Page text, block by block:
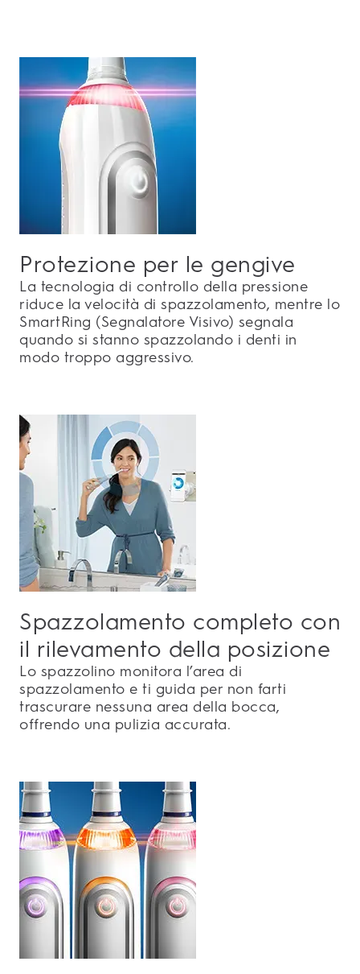
Protezione per le gengive
La tecnologia di controllo della pressione
riduce la velocità di spazzolamento, mentre lo
SmartRing (Segnalatore Visivo) segnala
quando si stanno spazzolando i denti in
modo troppo aggressivo.
Spazzolamento completo con
il rilevamento della posizione
Lo spazzolino monitora l’area di
spazzolamento e ti guida per non farti
trascurare nessuna area della bocca,
offrendo una pulizia accurata.